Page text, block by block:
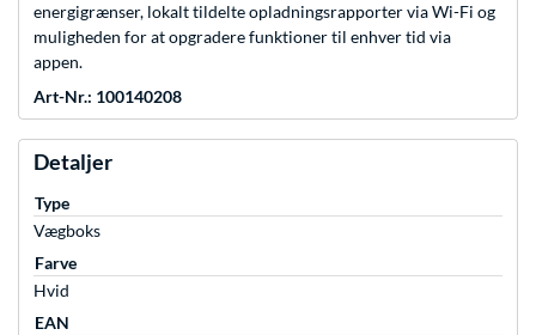
energigrænser, lokalt tildelte opladningsrapporter via Wi-Fi og
muligheden for at opgradere funktioner til enhver tid via
appen.
Art-Nr.: 100140208
Detaljer
Type
Vægboks
Farve
Hvid
EAN